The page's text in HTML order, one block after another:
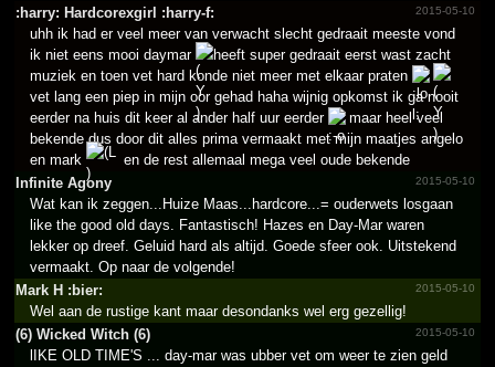
:harry: Hardco­rexgir­l :harry-f:
2015-05-10
uhh ik had er veel meer van verwacht slecht gedraait meeste vond
ik niet eens mooi daymar
heeft super gedraait eerst wast zacht
muziek en toen vet hard konde niet meer met elkaar praten
vet lang een piep in mijn oor gehad haha wijnig opkomst ik ga nooit
eerder na huis dit keer al ander half uur eerder
maar heel veel
bekende dus door dit alles prima vermaakt met mijn maatjes angelo
en mark
en de rest allemaal mega veel oude bekende
Infinite Agony
2015-05-10
Wat kan ik zeggen...Huize Maas...hardcore...= ouderwets losgaan
like the good old days. Fantastisch! Hazes en Day-Mar waren
lekker op dreef. Geluid hard als altijd. Goede sfeer ook. Uitstekend
vermaakt. Op naar de volgende!
Mark H :bier:
2015-05-10
Wel aan de rustige kant maar desondanks wel erg gezellig!
(6) Wicked Witch (6)
2015-05-10
lIKE OLD TIME'S ... day-mar was ubber vet om weer te zien geld